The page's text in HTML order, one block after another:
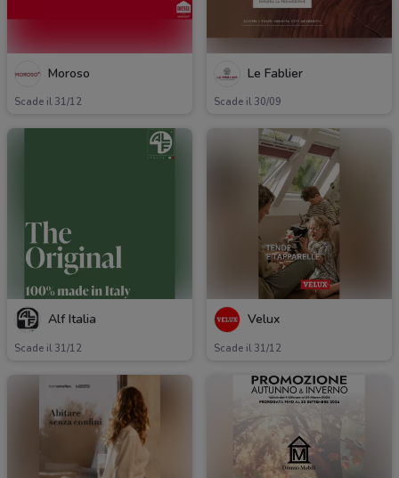
Moroso
Scade il 31/12
Le Fablier
Scade il 30/09
Alf Italia
Scade il 31/12
Velux
Scade il 31/12